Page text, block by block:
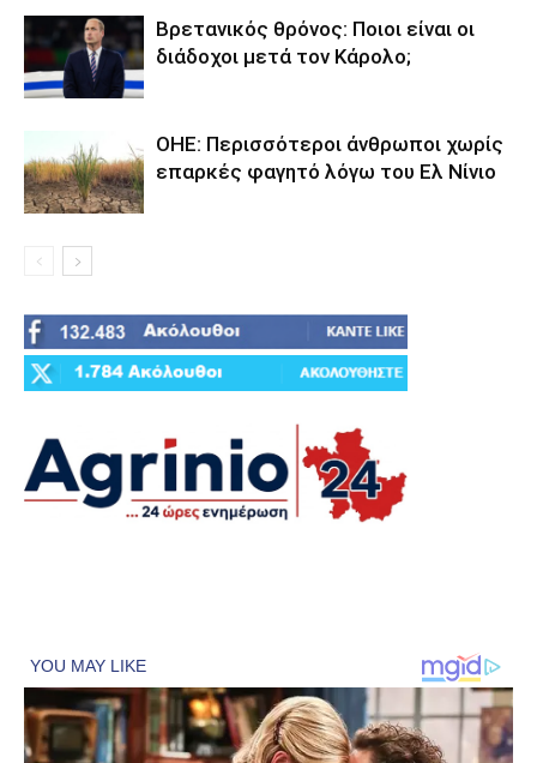
Βρετανικός θρόνος: Ποιοι είναι οι
διάδοχοι μετά τον Κάρολο;
ΟΗΕ: Περισσότεροι άνθρωποι χωρίς
επαρκές φαγητό λόγω του Ελ Νίνιο